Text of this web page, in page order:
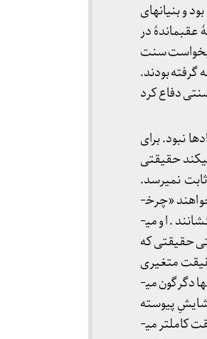
و بنیان­های
عقب­ماندۀ در
بود که می­خواست سنت
بودند.
دفاع کرد
نبود. برای
حقیقتی
نمی­رسد.
بنیادگرایان و دیندارانی که می­پندارند حقیقت در نقطه­ای آغازین قرار دارد و برای احیای این اصالت می­خواهند «چرخ­
های تاریخ را به عقب برگردانند» جز افسردن حیات ذهن و تزلزل بنیادهای دینداری ثمری به بار نمی­نشانند. او می­
تنها تغییر است و ناپایداری»6. برای شریعتی حقیقتی که
متغیری
است که ثابت نمی­شود، چرا که «زمان حرکت می­کند و جامعه پوست می­اندازد و سنت­ها و عادت­ها و شکل­ها دگرگون می­
پیوسته
است که امکان­های حقیقت یکی پس از دیگری زاییده می­شوند و در شتاب سراسیمۀ زمان هر لحظه حقیقت کامل­تر می­